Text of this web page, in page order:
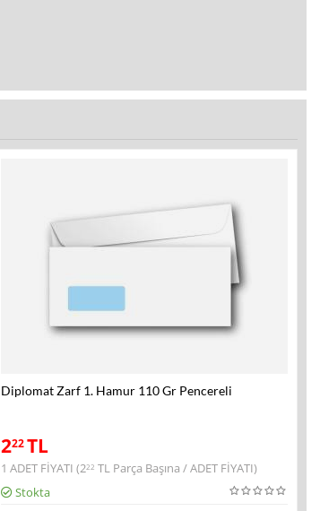
Diplomat Zarf 1. Hamur 110 Gr Pencereli
222TL
1 ADET FİYATI (222 TLParça Başına / ADET FİYATI)
Stokta